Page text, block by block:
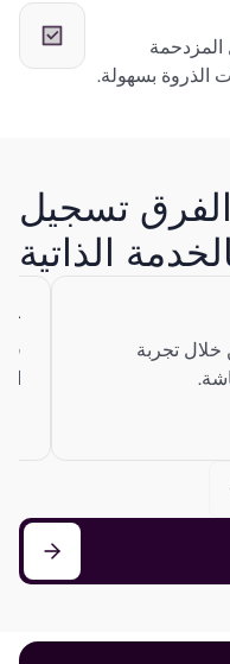
الذروة بسهولة.
الفرق تسجيل
الذاتية
خلال تجربة